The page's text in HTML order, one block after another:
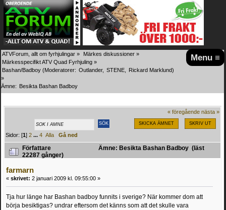
Menu ≡
ATVForum, allt om fyrhjulingar » Märkes diskussioner »
Märkesspecifikt ATV Quad Fyrhjuling »
Bashan/Badboy (Moderatorer: Outlander, STENE Rickard Marklund)
»
Ämne: Besikta Bashan Badboy
« föregående nästa »
SKICKA ÄMNET SKRIV UT
Sidor: [1]2 ...4 Alla Gå ned
Författare
Ämne: Besikta Bashan Badboy (läst
22287 gånger)
farmarn
« skrivet: 2 januari 2009 kl. 09:55:00 »
Tja hur länge har Bashan badboy funnits i sverige? När kommer dom att
börja besiktigas? undrar eftersom det känns som att det skulle vara